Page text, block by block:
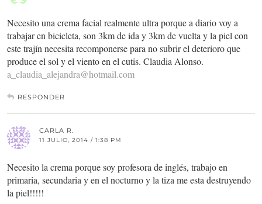
Necesito una crema facial realmente ultra porque a diario voy a
trabajar en bicicleta, son 3km de ida y 3km de vuelta y la piel con
este trajín necesita recomponerse para no subrir el deterioro que
produce el sol y el viento en el cutis. Claudia Alonso.
a_claudia_alejandra@hotmail.com
RESPONDER
CARLA R.
11 JULIO, 2014 / 1:38 PM
Necesito la crema porque soy profesora de inglés, trabajo en
primaria, secundaria y en el nocturno y la tiza me esta destruyendo
la piel!!!!!